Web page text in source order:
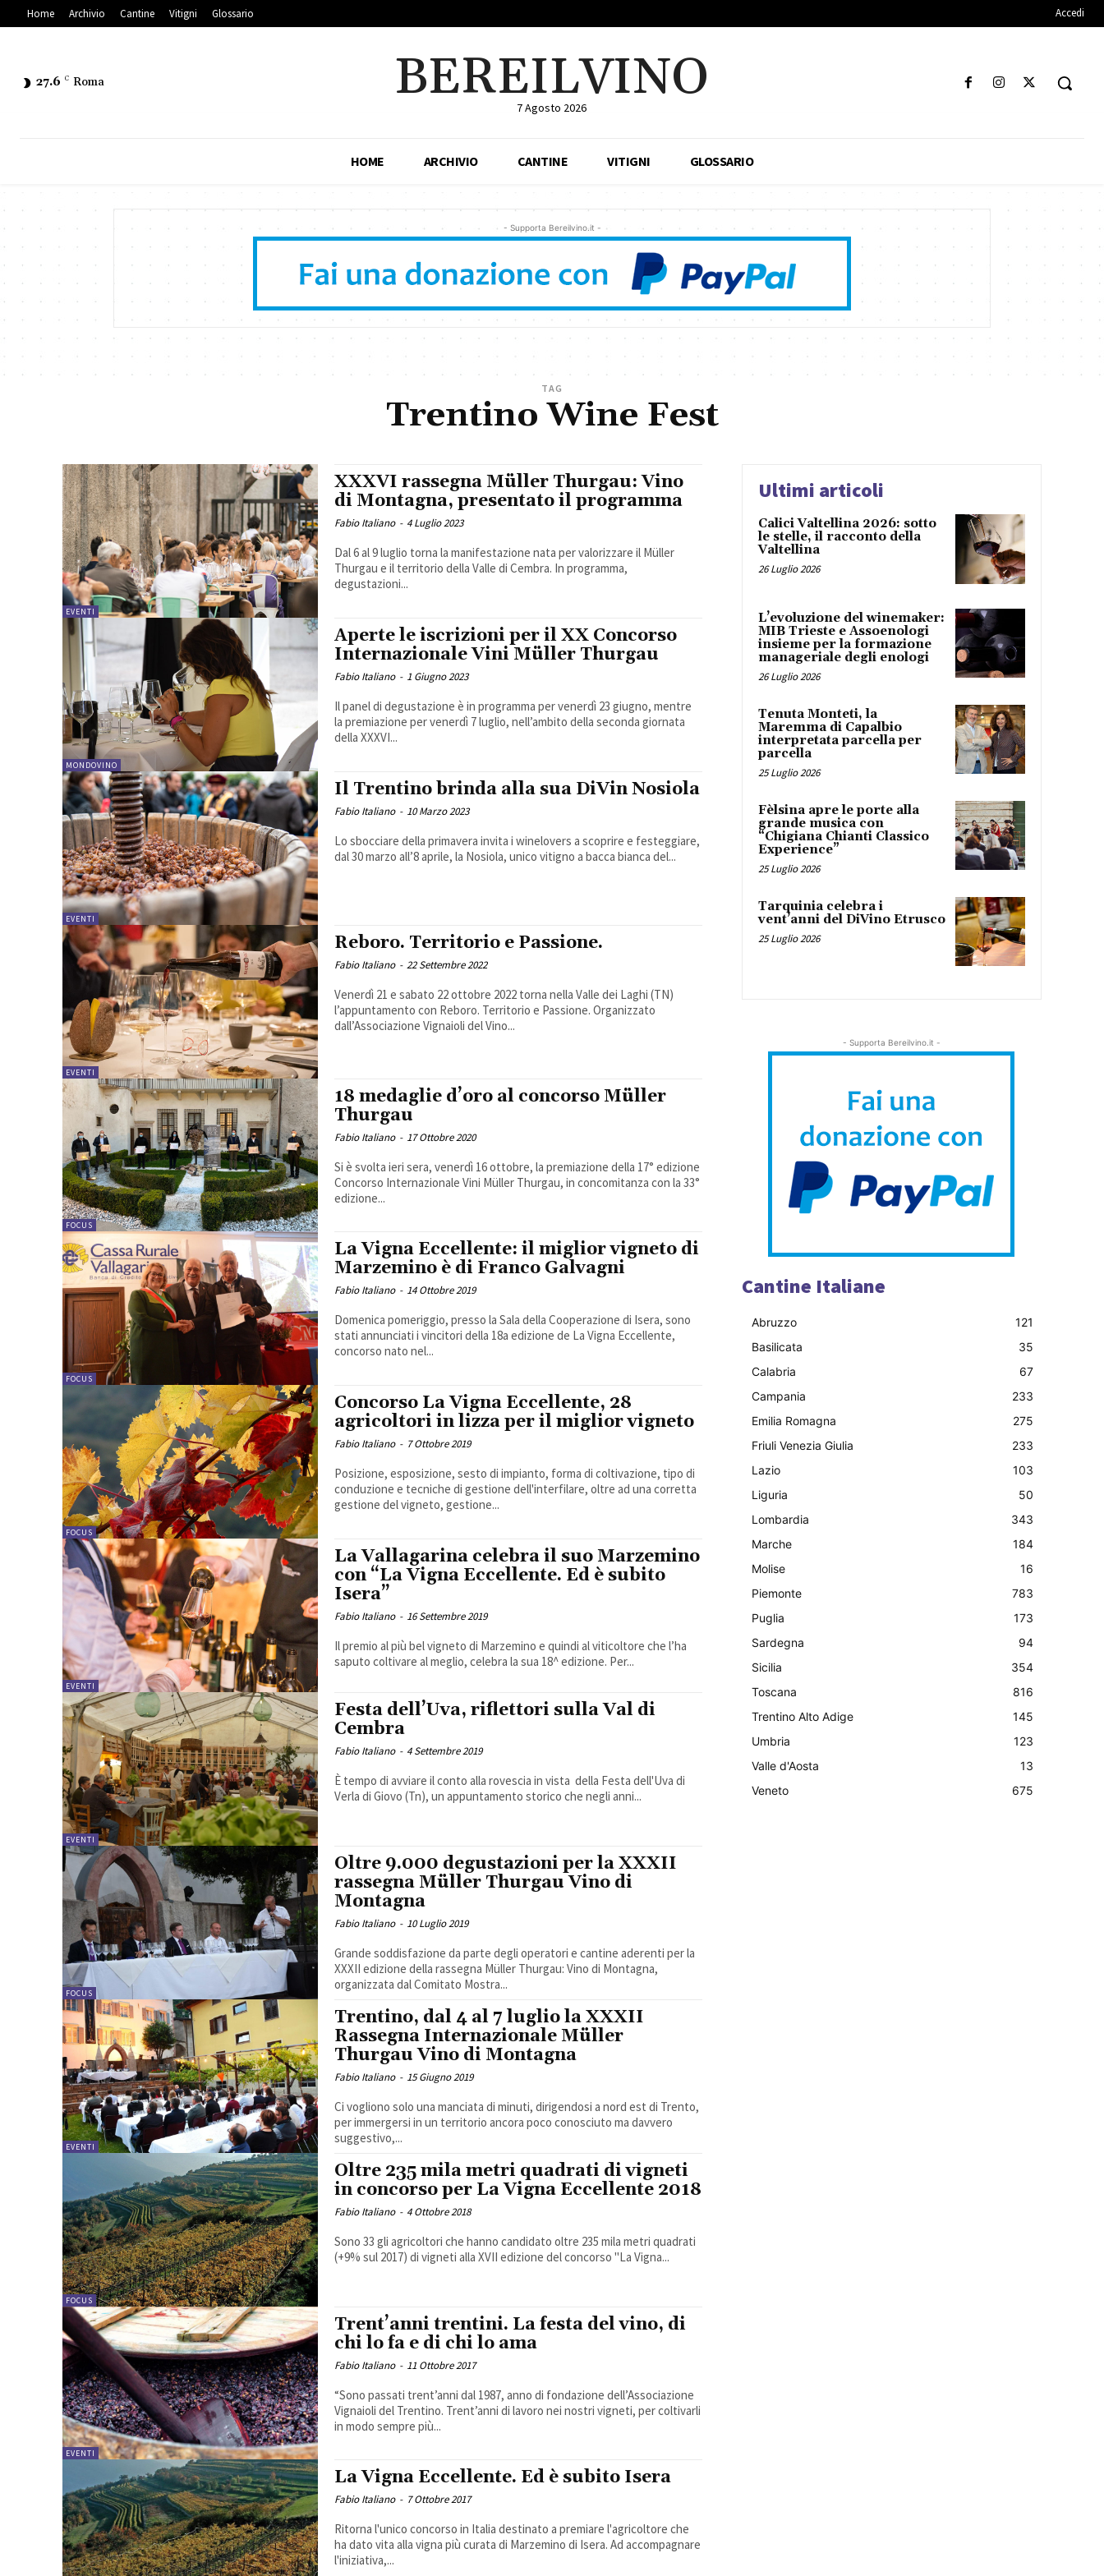
Home Archivio Cantine Vitigni Glossario Accedi
27.6 C Roma BEREILVINO
7 Agosto 2026
HOME ARCHIVIO CANTINE VITIGNI GLOSSARIO
- Supporta Bereilvino.it -
TAG
Trentino Wine Fest
EVENTI
XXXVI rassegna Müller Thurgau: Vino
di Montagna, presentato il programma
Fabio Italiano - 4 Luglio 2023
Dal 6 al 9 luglio torna la manifestazione nata per valorizzare il Müller
Thurgau e il territorio della Valle di Cembra. In programma,
degustazioni...
MONDOVINO
Aperte le iscrizioni per il XX Concorso
Internazionale Vini Müller Thurgau
Fabio Italiano - 1 Giugno 2023
Il panel di degustazione è in programma per venerdì 23 giugno, mentre
la premiazione per venerdì 7 luglio, nell’ambito della seconda giornata
della XXXVI...
EVENTI
Il Trentino brinda alla sua DiVin Nosiola
Fabio Italiano - 10 Marzo 2023
Lo sbocciare della primavera invita i winelovers a scoprire e festeggiare,
dal 30 marzo all’8 aprile, la Nosiola, unico vitigno a bacca bianca del...
EVENTI
Reboro. Territorio e Passione.
Fabio Italiano - 22 Settembre 2022
Venerdì 21 e sabato 22 ottobre 2022 torna nella Valle dei Laghi (TN)
l’appuntamento con Reboro. Territorio e Passione. Organizzato
dall’Associazione Vignaioli del Vino...
FOCUS
18 medaglie d’oro al concorso Müller
Thurgau
Fabio Italiano - 17 Ottobre 2020
Si è svolta ieri sera, venerdì 16 ottobre, la premiazione della 17° edizione
Concorso Internazionale Vini Müller Thurgau, in concomitanza con la 33°
edizione...
FOCUS
La Vigna Eccellente: il miglior vigneto di
Marzemino è di Franco Galvagni
Fabio Italiano - 14 Ottobre 2019
Domenica pomeriggio, presso la Sala della Cooperazione di Isera, sono
stati annunciati i vincitori della 18a edizione de La Vigna Eccellente,
concorso nato nel...
FOCUS
Concorso La Vigna Eccellente, 28
agricoltori in lizza per il miglior vigneto
Fabio Italiano - 7 Ottobre 2019
Posizione, esposizione, sesto di impianto, forma di coltivazione, tipo di
conduzione e tecniche di gestione dell'interfilare, oltre ad una corretta
gestione del vigneto, gestione...
EVENTI
La Vallagarina celebra il suo Marzemino
con “La Vigna Eccellente. Ed è subito
Isera”
Fabio Italiano - 16 Settembre 2019
Il premio al più bel vigneto di Marzemino e quindi al viticoltore che l’ha
saputo coltivare al meglio, celebra la sua 18^ edizione. Per...
EVENTI
Festa dell’Uva, riflettori sulla Val di
Cembra
Fabio Italiano - 4 Settembre 2019
È tempo di avviare il conto alla rovescia in vista della Festa dell'Uva di
Verla di Giovo (Tn), un appuntamento storico che negli anni...
FOCUS
Oltre 9.000 degustazioni per la XXXII
rassegna Müller Thurgau Vino di
Montagna
Fabio Italiano - 10 Luglio 2019
Grande soddisfazione da parte degli operatori e cantine aderenti per la
XXXII edizione della rassegna Müller Thurgau: Vino di Montagna,
organizzata dal Comitato Mostra...
EVENTI
Trentino, dal 4 al 7 luglio la XXXII
Rassegna Internazionale Müller
Thurgau Vino di Montagna
Fabio Italiano - 15 Giugno 2019
Ci vogliono solo una manciata di minuti, dirigendosi a nord est di Trento,
per immergersi in un territorio ancora poco conosciuto ma davvero
suggestivo,...
FOCUS
Oltre 235 mila metri quadrati di vigneti
in concorso per La Vigna Eccellente 2018
Fabio Italiano - 4 Ottobre 2018
Sono 33 gli agricoltori che hanno candidato oltre 235 mila metri quadrati
(+9% sul 2017) di vigneti alla XVII edizione del concorso "La Vigna...
EVENTI
Trent’anni trentini. La festa del vino, di
chi lo fa e di chi lo ama
Fabio Italiano - 11 Ottobre 2017
“Sono passati trent’anni dal 1987, anno di fondazione dell’Associazione
Vignaioli del Trentino. Trent’anni di lavoro nei nostri vigneti, per coltivarli
in modo sempre più...
La Vigna Eccellente. Ed è subito Isera
Fabio Italiano - 7 Ottobre 2017
Ritorna l'unico concorso in Italia destinato a premiare l'agricoltore che
ha dato vita alla vigna più curata di Marzemino di Isera. Ad accompagnare
l'iniziativa,...
Ultimi articoli
Calici Valtellina 2026: sotto
le stelle, il racconto della
Valtellina
26 Luglio 2026
L’evoluzione del winemaker:
MIB Trieste e Assoenologi
insieme per la formazione
manageriale degli enologi
26 Luglio 2026
Tenuta Monteti, la
Maremma di Capalbio
interpretata parcella per
parcella
25 Luglio 2026
Fèlsina apre le porte alla
grande musica con
“Chigiana Chianti Classico
Experience”
25 Luglio 2026
Tarquinia celebra i
vent’anni del DiVino Etrusco
25 Luglio 2026
- Supporta Bereilvino.it -
Cantine Italiane
Abruzzo
121
Basilicata
35
Calabria
67
Campania
233
Emilia Romagna
275
Friuli Venezia Giulia
233
Lazio
103
Liguria
50
Lombardia
343
Marche
184
Molise
16
Piemonte
783
Puglia
173
Sardegna
94
Sicilia
354
Toscana
816
Trentino Alto Adige
145
Umbria
123
Valle d'Aosta
13
Veneto
675